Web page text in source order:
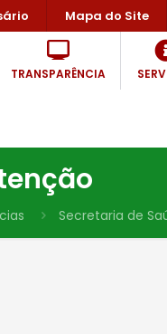
Mapa do Site
TRANSPARÊNCIA
Secretaria de